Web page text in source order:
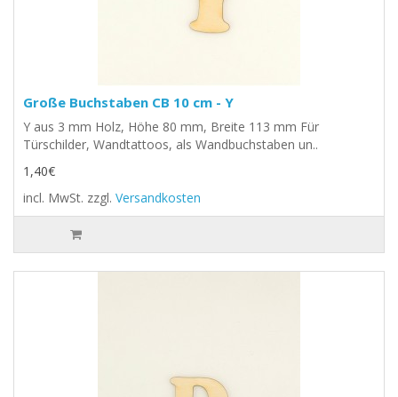
Große Buchstaben CB 10 cm - Y
Y aus 3 mm Holz, Höhe 80 mm, Breite 113 mm Für
Türschilder, Wandtattoos, als Wandbuchstaben un..
1,40€
incl. MwSt. zzgl. Versandkosten